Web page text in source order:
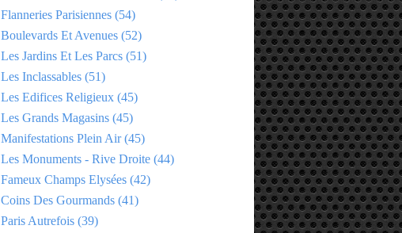
Flanneries Parisiennes (54)
Boulevards Et Avenues (52)
Les Jardins Et Les Parcs (51)
Les Inclassables (51)
Les Edifices Religieux (45)
Les Grands Magasins (45)
Manifestations Plein Air(45)
Les Monuments - Rive Droite (44)
Fameux Champs Elysées (42)
Coins Des Gourmands (41)
Paris Autrefois (39)